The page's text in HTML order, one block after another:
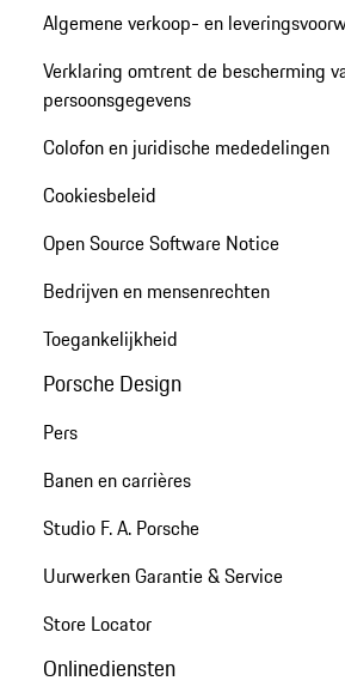
Algemene verkoop- en
Verklaring omtrent de bescherming
persoonsgegevens
Colofon en juridische mededelingen
Cookiesbeleid
Open Source Software Notice
Bedrijven en mensenrechten
Toegankelijkheid
Porsche Design
Pers
Banen en carrières
Studio F. A. Porsche
Uurwerken Garantie & Service
Store Locator
Onlinediensten